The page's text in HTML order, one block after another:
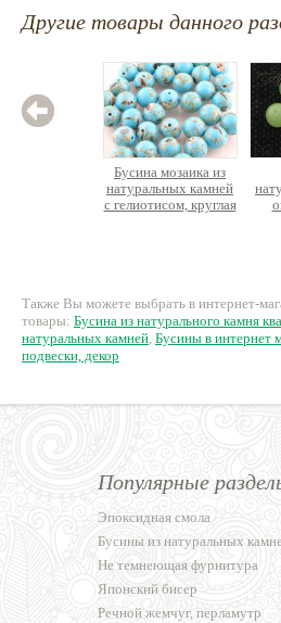
Другие товары данного
Бусина мозаика из
натуральных камней
с гелиотисом, круглая
Также Вы можете выбрать в интернет-
товары: Бусина из натурального камня
натуральных камней, Бусины в интернет
подвески, декор
Популярные
Эпоксидная смола
Бусины из натуральных
Не темнеющая фурнитура
Японский бисер
Речной жемчуг, перламутр